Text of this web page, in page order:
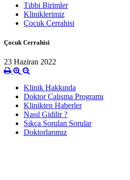
Tıbbi Birimler
Kliniklerimiz
Çocuk Cerrahisi
Çocuk Cerrahisi
23 Haziran 2022
Klinik Hakkında
Doktor Çalışma Programı
Klinikten Haberler
Nasıl Gidilir ?
Sıkça Sorulan Sorular
Doktorlarımız